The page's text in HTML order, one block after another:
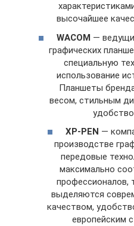
высочайшее
WACOM —
графических
специальную
использование
Планшеты
весом, стильным
XP-PEN —
производстве
передовые
максимально
профессионалов,
выделяются
качеством,
европейским